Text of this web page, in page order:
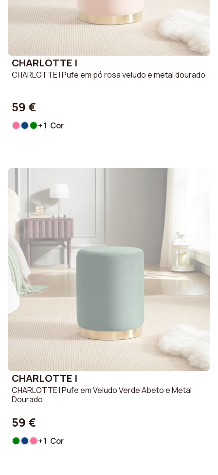
CHARLOTTE I
CHARLOTTE I Pufe em pó rosa veludo e metal dourado
59 €
+ 1 Cor
CHARLOTTE I
CHARLOTTE I Pufe em Veludo Verde Abeto e Metal
Dourado
59 €
+ 1 Cor